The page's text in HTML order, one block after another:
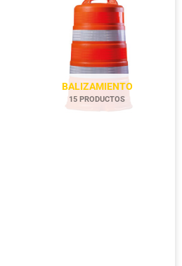
BALIZAMIENTO
15 PRODUCTOS